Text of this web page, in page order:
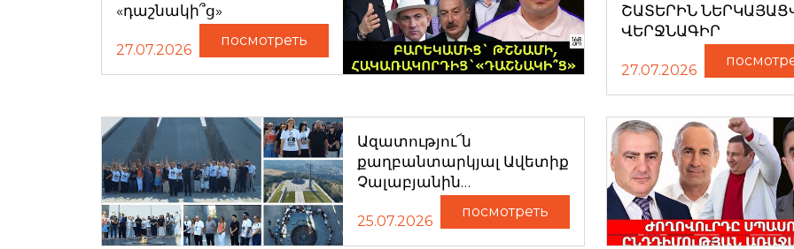
«դաշնակի՞ց»
27.07.2026
посмотреть
ՇԱՏԵՐԻՆ
ՎԵՐՋՆԱԳԻՐ
27.07.2026
Ազատությու՜ն
քաղբանտարկյալ Ավետիք
Չալաբյանին…
25.07.2026
посмотреть